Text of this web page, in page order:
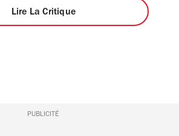
Lire La Critique
PUBLICITÉ